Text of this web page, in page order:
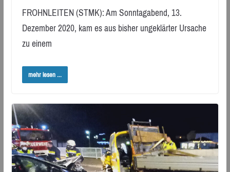
FROHNLEITEN (STMK): Am Sonntagabend, 13.
Dezember 2020, kam es aus bisher ungeklärter Ursache
zu einem
mehr lesen ...